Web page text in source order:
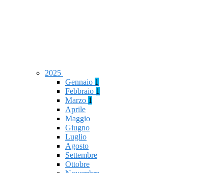
2025
Gennaio 1
Febbraio 1
Marzo 1
Aprile
Maggio
Giugno
Luglio
Agosto
Settembre
Ottobre